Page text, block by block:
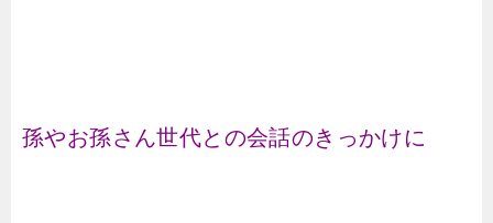
孫やお孫さん世代との会話のきっかけに